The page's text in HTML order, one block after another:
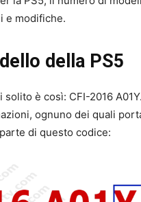
e modifiche.
della PS5
è così: CFI-2016
ognuno dei quali
di questo codice: